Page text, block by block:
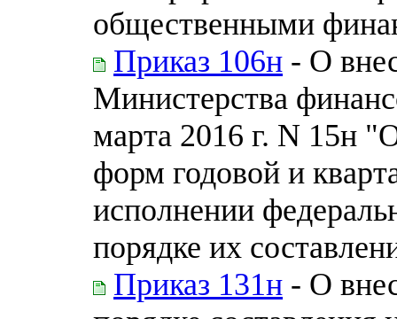
общественными
Приказ 106н - О
Министерства
марта 2016 г. N 15н
форм годовой и
исполнении
порядке их
Приказ 131н - О